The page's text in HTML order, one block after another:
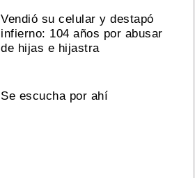
Vendió su celular y destapó
infierno: 104 años por abusar
de hijas e hijastra
Se escucha por ahí